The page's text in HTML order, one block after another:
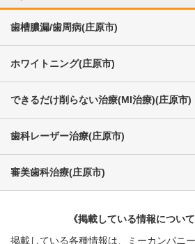
歯槽膿漏/歯周病(庄原市)
ホワイトニング(庄原市)
できるだけ削らない治療(MI治療)(庄原市)
歯科レーザー治療(庄原市)
審美歯科治療(庄原市)
《掲載している情報につい
掲載している各種情報は、ミーカンパニ